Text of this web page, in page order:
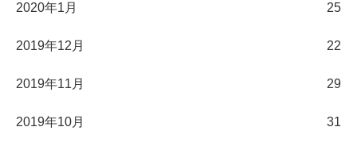
2020年1月 25
2019年12月 22
2019年11月 29
2019年10月 31